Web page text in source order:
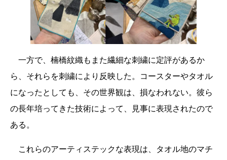
一方で、楠橋紋織もまた繊細な刺繍に定評があるか
ら、それらを刺繍により反映した。コースターやタオル
になったとしても、その世界観は、損なわれない。彼ら
の長年培ってきた技術によって、見事に表現されたので
ある。
これらのアーティステックな表現は、タオル地のマチ